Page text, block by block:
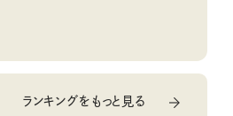
ランキングをもっと見る